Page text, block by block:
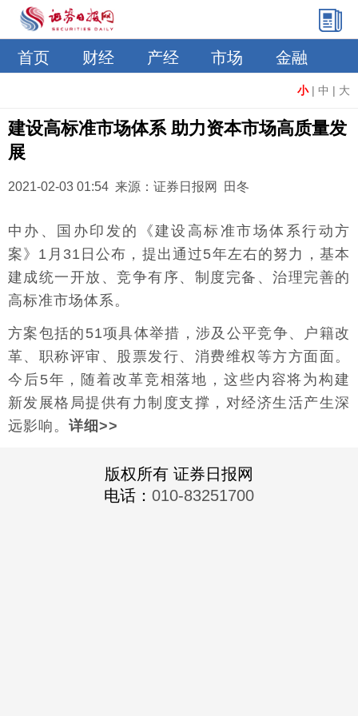
首页 财经 产经 市场 金融
小| 中 | 大
建设高标准市场体系 助力资本市场高质量发
展
2021-02-03 01:54 来源：证券日报网 田冬
中办、国办印发的《建设高标准市场体系行动方
案》1月31日公布，提出通过5年左右的努力，基本
建成统一开放、竞争有序、制度完备、治理完善的
高标准市场体系。
方案包括的51项具体举措，涉及公平竞争、户籍改
革、职称评审、股票发行、消费维权等方方面面。
今后5年，随着改革竞相落地，这些内容将为构建
新发展格局提供有力制度支撑，对经济生活产生深
远影响。 详细>>
版权所有 证券日报网
电话： 010-83251700